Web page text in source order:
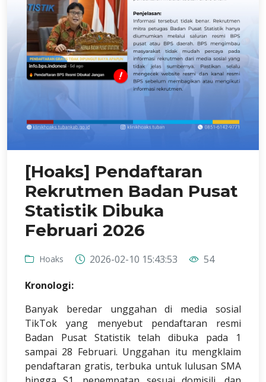
[Hoaks] Pendaftaran
Rekrutmen Badan Pusat
Statistik Dibuka
Februari 2026
Hoaks 2026-02-10 15:43:53
54
Kronologi:
Banyak beredar unggahan di media sosial
TikTok yang menyebut pendaftaran resmi
Badan Pusat Statistik telah dibuka pada 1
sampai 28 Februari. Unggahan itu mengklaim
pendaftaran gratis, terbuka untuk lulusan SMA